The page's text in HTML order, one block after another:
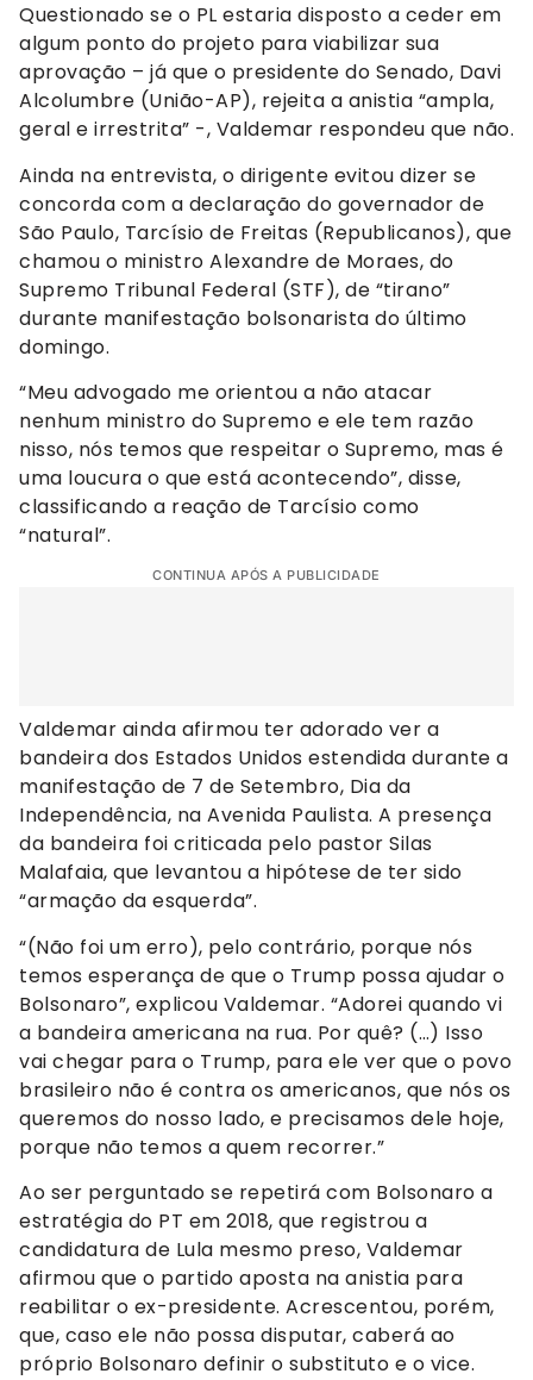
Questionado se o PL estaria disposto a ceder em
algum ponto do projeto para viabilizar sua
aprovação – já que o presidente do Senado, Davi
Alcolumbre (União-AP), rejeita a anistia “ampla,
geral e irrestrita” -, Valdemar respondeu que não.
Ainda na entrevista, o dirigente evitou dizer se
concorda com a declaração do governador de
São Paulo, Tarcísio de Freitas (Republicanos), que
chamou o ministro Alexandre de Moraes, do
Supremo Tribunal Federal (STF), de “tirano”
durante manifestação bolsonarista do último
domingo.
“Meu advogado me orientou a não atacar
nenhum ministro do Supremo e ele tem razão
nisso, nós temos que respeitar o Supremo, mas é
uma loucura o que está acontecendo”, disse,
classificando a reação de Tarcísio como
“natural”.
CONTINUA APÓS A PUBLICIDADE
Valdemar ainda afirmou ter adorado ver a
bandeira dos Estados Unidos estendida durante a
manifestação de 7 de Setembro, Dia da
Independência, na Avenida Paulista. A presença
da bandeira foi criticada pelo pastor Silas
Malafaia, que levantou a hipótese de ter sido
“armação da esquerda”.
“(Não foi um erro), pelo contrário, porque nós
temos esperança de que o Trump possa ajudar o
Bolsonaro”, explicou Valdemar. “Adorei quando vi
a bandeira americana na rua. Por quê? (…) Isso
vai chegar para o Trump, para ele ver que o povo
brasileiro não é contra os americanos, que nós os
queremos do nosso lado, e precisamos dele hoje,
porque não temos a quem recorrer.”
Ao ser perguntado se repetirá com Bolsonaro a
estratégia do PT em 2018, que registrou a
candidatura de Lula mesmo preso, Valdemar
afirmou que o partido aposta na anistia para
reabilitar o ex-presidente. Acrescentou, porém,
que, caso ele não possa disputar, caberá ao
próprio Bolsonaro definir o substituto e o vice.